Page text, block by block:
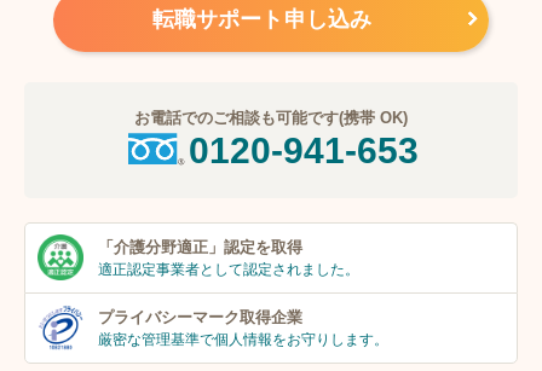
転職サポート申し込み
お電話でのご相談も可能です(携帯 OK)
0120-941-653
「介護分野適正」 認定を取得
適正認定事業者として認定されました。
プライバシーマーク取得企業
厳密な管理基準で個人情報をお守りします。